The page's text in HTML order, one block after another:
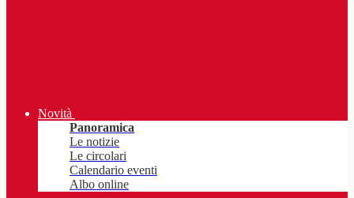
Novità
Panoramica
Le notizie
Le circolari
Calendario eventi
Albo online